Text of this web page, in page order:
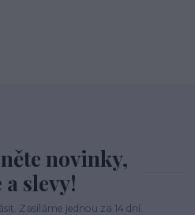
novinky,
a slevy!
Zasíláme jednou za 14 dní.